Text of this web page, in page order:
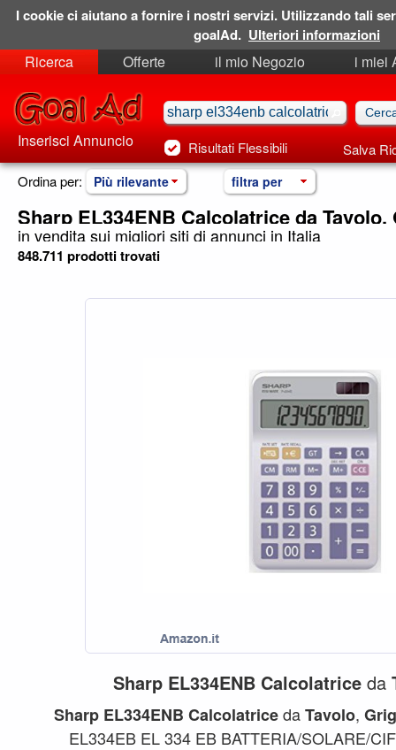
Ricerca Offerte il mio Negozio
i miei
Risultati Flessibili Salva
Inserisci Annuncio
Ordina per: Più rilevante filtra per
Sharp EL334ENB Calcolatrice da Tavolo,
in vendita sui migliori siti di annunci in Italia
848.711 prodotti trovati
Sharp EL334ENB Calcolatrice da
Sharp EL334ENB CalcolatricedaTavolo,
EL334EB EL 334 EB BATTERIA/SOLARE/
I cookie ci aiutano a fornire i nostri servizi. Utilizzando tali
goalAd. Ulteriori informazioni